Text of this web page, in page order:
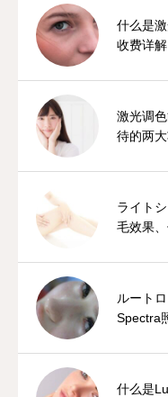
什么是
收费详解
激光调
待的两
ライト
毛效果
ルート
Spectra
什么是